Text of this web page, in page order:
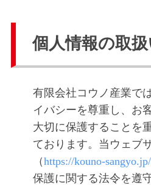
産
収
限
会
社
コ
ウ
ノ
イ
個人情報の取
有限会社コウノ産業で
イバシーを尊重し、お
大切に保護することを
ております。当ウェブ
（https://kouno-sangyo.jp/
保護に関する法令を遵